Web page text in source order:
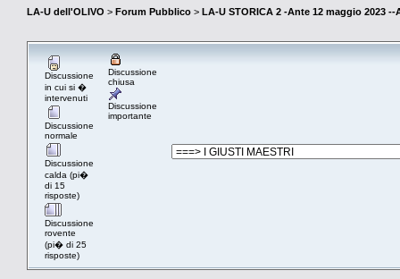
LA-U dell'OLIVO > Forum Pubblico > LA-U STORICA 2 -Ante 12 maggio 2023 --
Discussione
in cui si �
intervenuti
Discussione
normale
Discussione
calda (pi�
di 15
risposte)
Discussione
rovente
(pi� di 25
risposte)
Discussione
chiusa
Discussione
importante